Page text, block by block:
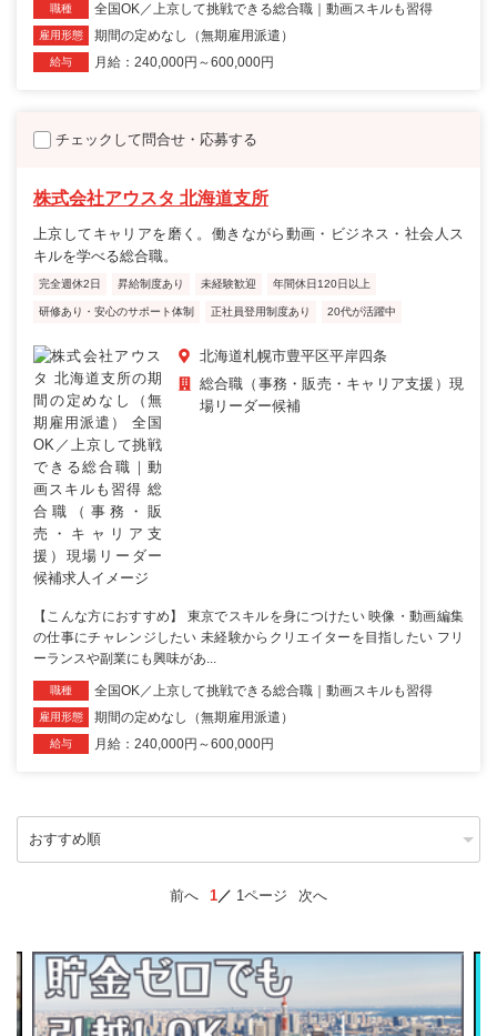
職種 全国OK／上京して挑戦できる総合職｜動画スキルも習得
雇用形態 期間の定めなし（無期雇用派遣）
給与 月給：240,000円～600,000円
チェックして問合せ・応募する
株式会社アウスタ 北海道支所
上京してキャリアを磨く。働きながら動画・ビジネス・社会人ス
キルを学べる総合職。
完全週休2日 昇給制度あり 未経験歓迎 年間休日120日以上
研修あり・安心のサポート体制 正社員登用制度あり 20代が活躍中
北海道札幌市豊平区平岸四条
総合職（事務・販売・キャリア支援）現
場リーダー候補
【こんな方におすすめ】 東京でスキルを身につけたい 映像・動画編集
の仕事にチャレンジしたい 未経験からクリエイターを目指したい フリ
ーランスや副業にも興味があ...
職種 全国OK／上京して挑戦できる総合職｜動画スキルも習得
雇用形態 期間の定めなし（無期雇用派遣）
給与 月給：240,000円～600,000円
前へ 1 1ページ 次へ